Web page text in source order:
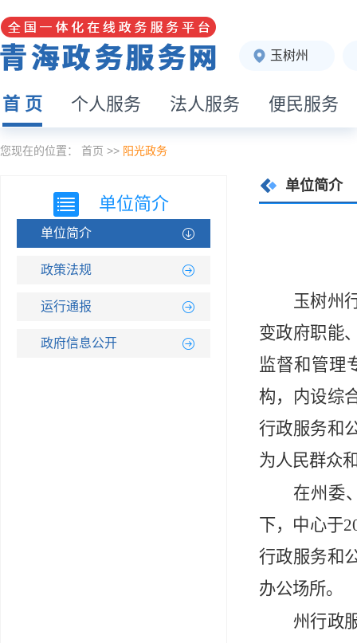
玉树州
首 页 个人服务 法人服务 便民服务
您现在的位置： 首页 >> 阳光政务
单位简介
单位简介
政策法规
运行通报
政府信息公开
单位简介
玉树州
变政府职能
监督和管理
构，内设综
行政服务和
为人民群众
在州委
下，中心于
行政服务和
办公场所。
州行政